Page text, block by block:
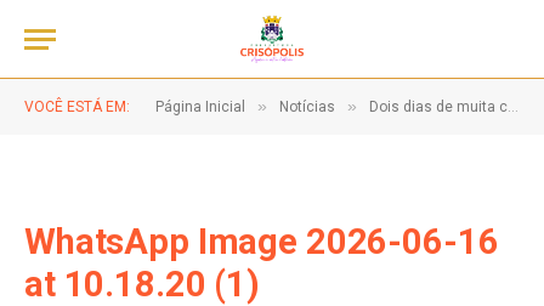
VOCÊ ESTÁ EM: Página Inicial » Notícias » Dois dias de muita cultura, tradição e alegria!
WhatsApp Image 2026-06-16
at 10.18.20 (1)